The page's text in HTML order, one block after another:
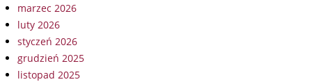
marzec 2026
luty 2026
styczeń 2026
grudzień 2025
listopad 2025